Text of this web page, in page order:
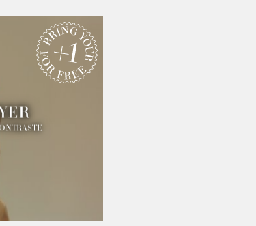
FOR FREE